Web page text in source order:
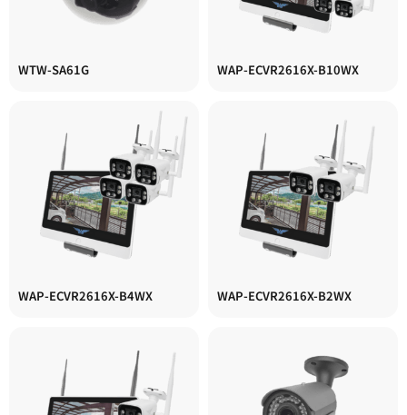
WTW-SA61G WAP-ECVR2616X-B10WX
WAP-ECVR2616X-B4WX WAP-ECVR2616X-B2WX